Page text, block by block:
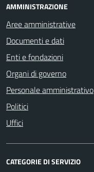
AMMINISTRAZIONE
Aree amministrative
Documenti e dati
Enti e fondazioni
Organi di governo
Personale amministrativo
Politici
Uffici
CATEGORIE DI SERVIZIO